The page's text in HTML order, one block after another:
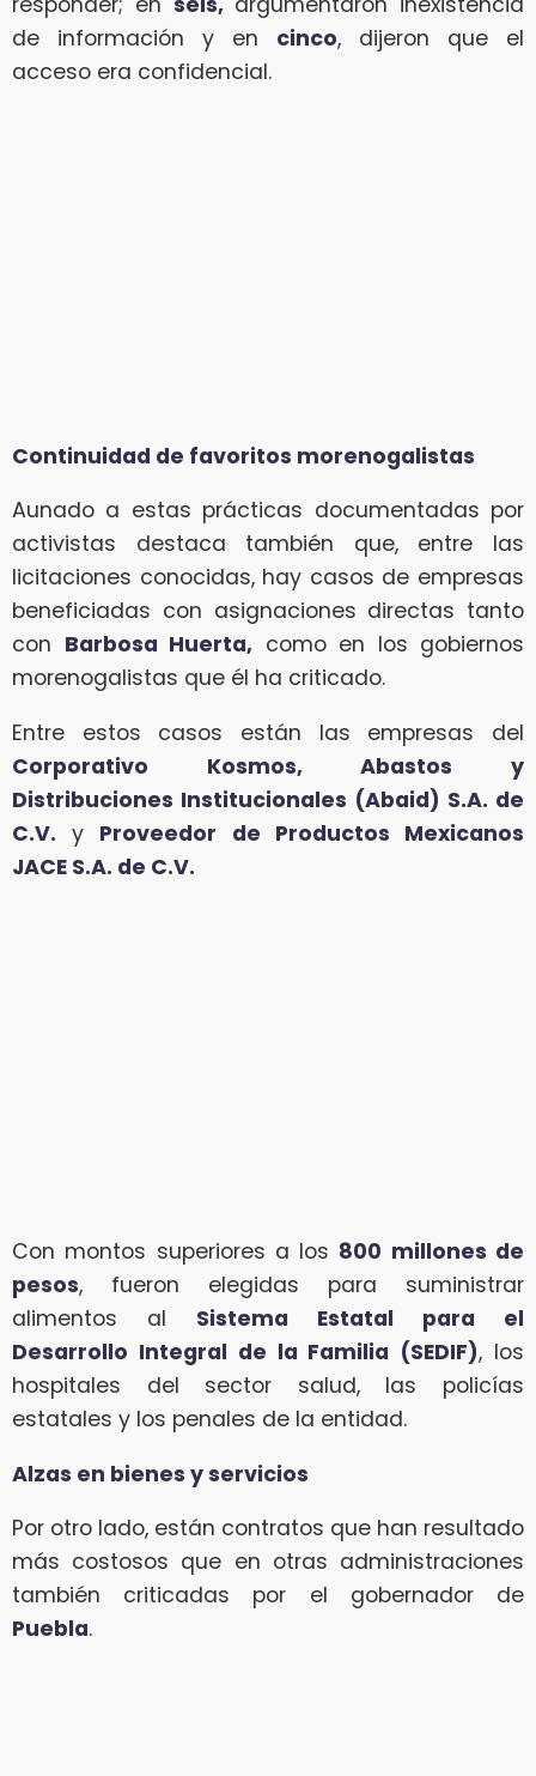
de información y en cinco, dijeron que el
acceso era confidencial.
Continuidad de favoritos morenogalistas
Aunado a estas prácticas documentadas por
activistas destaca también que, entre las
licitaciones conocidas, hay casos de empresas
beneficiadas con asignaciones directas tanto
con Barbosa Huerta, como en los gobiernos
morenogalistas que él ha criticado.
Entre estos casos están las empresas del
Corporativo Kosmos, Abastos y
Distribuciones Institucionales (Abaid) S.A. de
C.V. y Proveedor de Productos Mexicanos
JACE S.A. de C.V.
Con montos superiores a los 800 millones de
pesos, fueron elegidas para suministrar
alimentos al Sistema Estatal para el
Desarrollo Integral de la Familia (SEDIF), los
hospitales del sector salud, las policías
estatales y los penales de la entidad.
Alzas en bienes y servicios
Por otro lado, están contratos que han resultado
más costosos que en otras administraciones
también criticadas por el gobernador de
Puebla.